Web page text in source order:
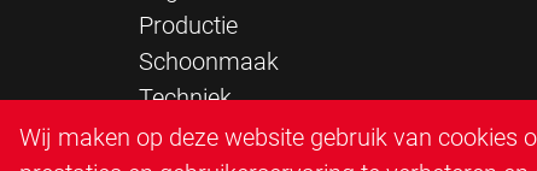
Productie
Schoonmaak
Techniek
Verkeersregelaar
Wij maken op deze website gebruik van cookies